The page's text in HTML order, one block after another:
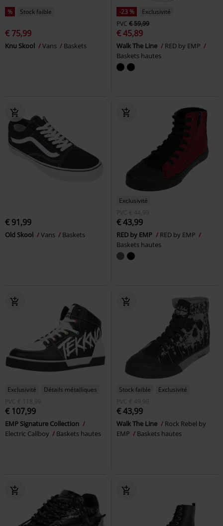
% Stock faible
€ 75,99
Knu Skool Vans Baskets
-23 %
Exclusivité
PVC € 59,99
€ 45,89
Walk The Line
RED by EMP
Baskets hautes
€ 91,99
Old Skool Vans Baskets
Exclusivité
PVC € 44,99
€ 43,99
RED by EMP
RED by EMP
Baskets hautes
Exclusivité
Détails métalliques
PVC € 118,99
€ 107,99
EMP Signature Collection
Electric Callboy
Baskets hautes
Stock faible
Exclusivité
PVC € 49,99
€ 43,99
Walk The Line
Rock Rebel by
EMP
Baskets hautes